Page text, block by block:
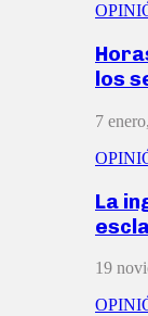
los
7
La
19